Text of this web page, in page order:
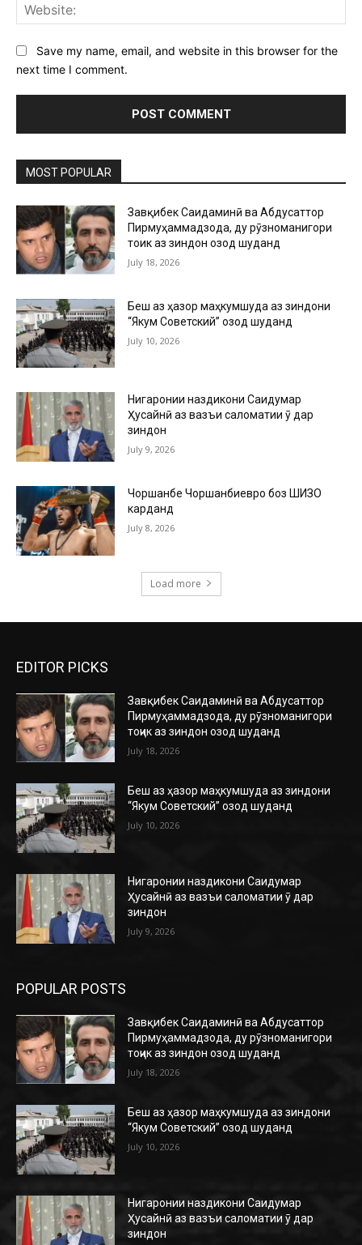
Save my name, email, and website in this browser for the
next time I comment.
MOST POPULAR
Завқибек Саидаминӣ ва Абдусаттор
Пирмуҳаммадзода, ду рӯзноманигори
тоҷик аз зиндон озод шуданд
July 18, 2026
Беш аз ҳазор маҳкумшуда аз зиндони
“Якум Советский” озод шуданд
July 10, 2026
Нигаронии наздикони Саидумар
Ҳусайнӣ аз вазъи саломатии ӯ дар
зиндон
July 9, 2026
Чоршанбе Чоршанбиевро боз ШИЗО
карданд
July 8, 2026
Load more
EDITOR PICKS
Завқибек Саидаминӣ ва Абдусаттор
Пирмуҳаммадзода, ду рӯзноманигори
тоҷик аз зиндон озод шуданд
July 18, 2026
Беш аз ҳазор маҳкумшуда аз зиндони
“Якум Советский” озод шуданд
July 10, 2026
Нигаронии наздикони Саидумар
Ҳусайнӣ аз вазъи саломатии ӯ дар
зиндон
July 9, 2026
POPULAR POSTS
Завқибек Саидаминӣ ва Абдусаттор
Пирмуҳаммадзода, ду рӯзноманигори
тоҷик аз зиндон озод шуданд
July 18, 2026
Беш аз ҳазор маҳкумшуда аз зиндони
“Якум Советский” озод шуданд
July 10, 2026
Нигаронии наздикони Саидумар
Ҳусайнӣ аз вазъи саломатии ӯ дар
зиндон